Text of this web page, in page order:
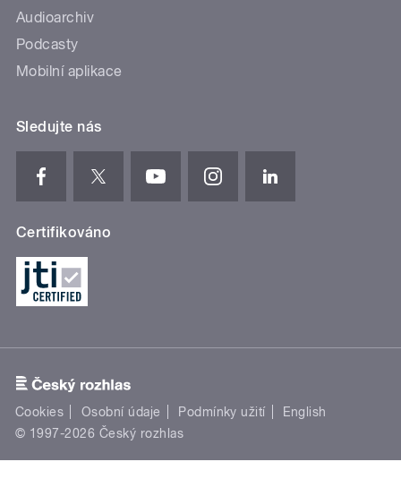
Audioarchiv
Podcasty
Mobilní aplikace
Sledujte nás
Certifikováno
Cookies Osobní údaje Podmínky užití
English
© 1997-2026 Český rozhlas